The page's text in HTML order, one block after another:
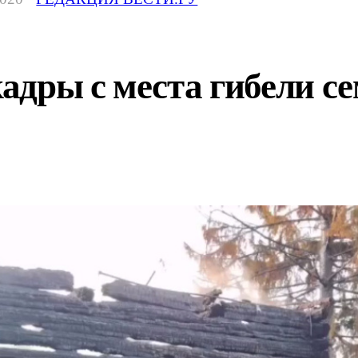
с места гибели